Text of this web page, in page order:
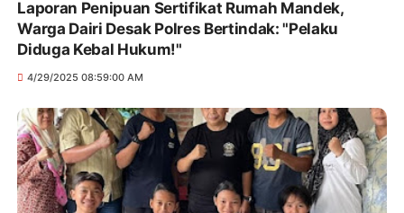
Laporan Penipuan Sertifikat Rumah Mandek,
Warga Dairi Desak Polres Bertindak: "Pelaku
Diduga Kebal Hukum!"
4/29/2025 08:59:00 AM